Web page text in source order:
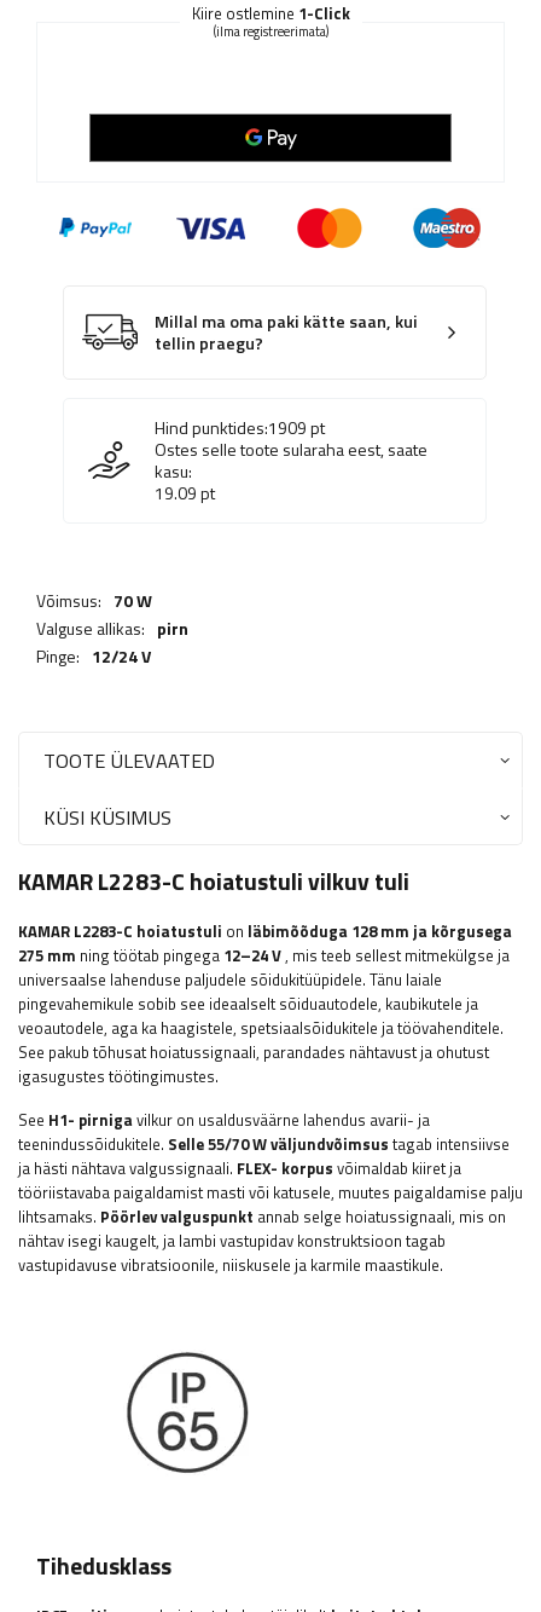
Kiire ostlemine 1-Click
(ilma registreerimata)
Millal ma oma paki kätte saan, kui
tellin praegu?
Hind punktides:1909pt
Ostes selle toote sularaha eest, saate
kasu:
19.09pt
Võimsus: 70 W
Valguse allikas: pirn
Pinge: 12/24 V
TOOTE ÜLEVAATED
KÜSI KÜSIMUS
KAMAR L2283-C hoiatustuli vilkuv tuli
KAMAR L2283-C hoiatustuli on läbimõõduga 128 mm ja kõrgusega
275 mm ning töötab pingega 12–24 V, mis teeb sellest mitmekülgse ja
universaalse lahenduse paljudele sõidukitüüpidele. Tänu laiale
pingevahemikule sobib see ideaalselt sõiduautodele, kaubikutele ja
veoautodele, aga ka haagistele, spetsiaalsõidukitele ja töövahenditele.
See pakub tõhusat hoiatussignaali, parandades nähtavust ja ohutust
igasugustes töötingimustes.
See H1- pirnigavilkur on usaldusväärne lahendus avarii- ja
teenindussõidukitele. Selle 55/70 W väljundvõimsus tagab intensiivse
ja hästi nähtava valgussignaali. FLEX- korpus võimaldab kiiret ja
tööriistavaba paigaldamist masti või katusele, muutes paigaldamise palju
lihtsamaks. Pöörlev valguspunkt annab selge hoiatussignaali, mis on
nähtav isegi kaugelt, ja lambi vastupidav konstruktsioon tagab
vastupidavuse vibratsioonile, niiskusele ja karmile maastikule.
Tihedusklass